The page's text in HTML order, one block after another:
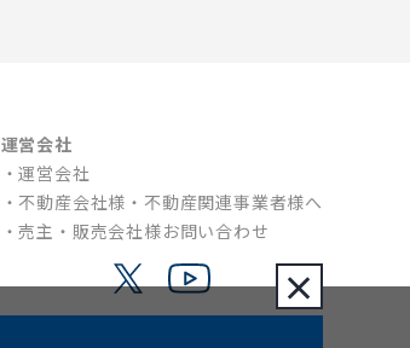
×
運営会社
運営会社
不動産会社様・不動産関連事業者様へ
売主・販売会社様お問い合わせ